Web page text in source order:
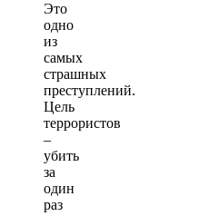
Это
одно
из
самых
страшных
преступлений.
Цель
террористов
–
убить
за
один
раз